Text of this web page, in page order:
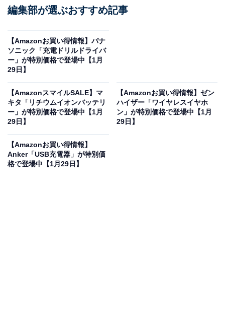
いもの部
のがもっと楽しく、もっとお得になる情報をお届け。編集部員によ
る独自レビューなど、ここでしか手に入らない情報も満載です。
オールアバウトに還元されることがあります。
Boseの「Bluetoothスピーカー」が“今だけ”の限
定価格に！ 12％オフで登場
編集部が選ぶおすすめ記事
【Amazonお買い得情報】パナ
ソニック「充電ドリルドライバ
ー」が特別価格で登場中【1月
29日】
【AmazonスマイルSALE】マ
キタ「リチウムイオンバッテリ
ー」が特別価格で登場中【1月
29日】
【Amazonお買い得情報】ゼン
ハイザー「ワイヤレスイヤホ
ン」が特別価格で登場中【1月
29日】
【Amazonお買い得情報】
Anker「USB充電器」が特別価
格で登場中【1月29日】